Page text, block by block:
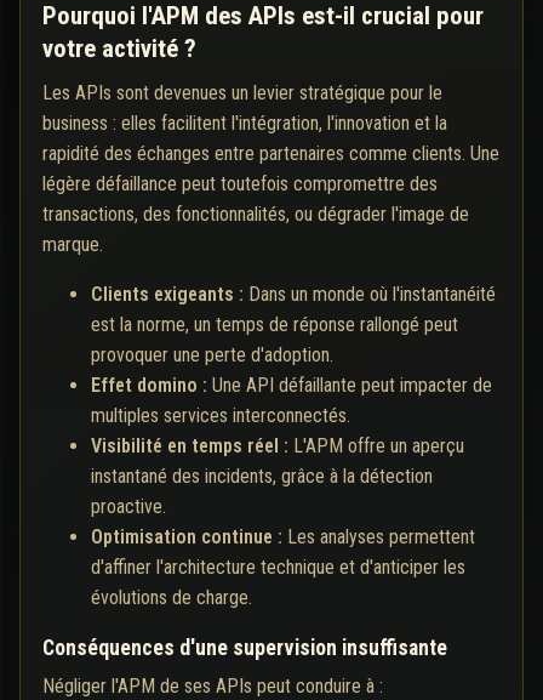
Pourquoi l'APM des APIs est-il crucial pour
votre activité ?
Les APIs sont devenues un levier stratégique pour le
business : elles facilitent l'intégration, l'innovation et la
rapidité des échanges entre partenaires comme clients. Une
légère défaillance peut toutefois compromettre des
transactions, des fonctionnalités, ou dégrader l'image de
marque.
Clients exigeants : Dans un monde où l'instantanéité
est la norme, un temps de réponse rallongé peut
provoquer une perte d'adoption.
Effet domino : Une API défaillante peut impacter de
multiples services interconnectés.
Visibilité en temps réel : L'APM offre un aperçu
instantané des incidents, grâce à la détection
proactive.
Optimisation continue : Les analyses permettent
d'affiner l'architecture technique et d'anticiper les
évolutions de charge.
Conséquences d'une supervision insuffisante
Négliger l'APM de ses APIs peut conduire à :